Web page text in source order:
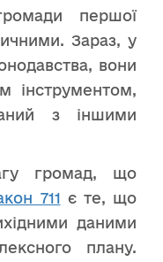
першої
Зараз, у
вони
інструментом,
з іншими
громад, що
711 є те, що
даними
плану.